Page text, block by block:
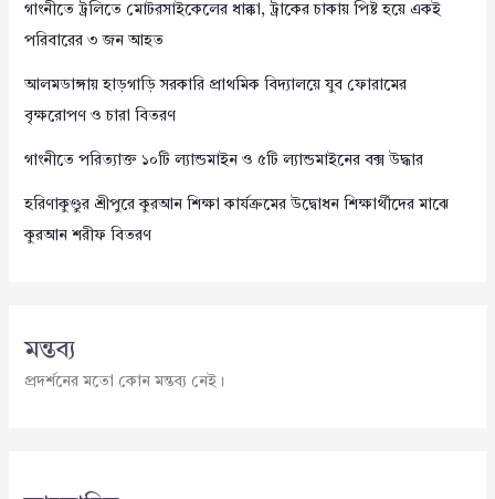
গাংনীতে ট্রলিতে মোটরসাইকেলের ধাক্কা, ট্রাকের চাকায় পিষ্ট হয়ে একই
পরিবারের ৩ জন আহত
আলমডাঙ্গায় হাড়গাড়ি সরকারি প্রাথমিক বিদ্যালয়ে যুব ফোরামের
বৃক্ষরোপণ ও চারা বিতরণ
গাংনীতে পরিত্যাক্ত ১০টি ল্যান্ডমাইন ও ৫টি ল্যান্ডমাইনের বক্স উদ্ধার
হরিণাকুণ্ডুর শ্রীপুরে কুরআন শিক্ষা কার্যক্রমের উদ্বোধন শিক্ষার্থীদের মাঝে
কুরআন শরীফ বিতরণ
মন্তব্য
প্রদর্শনের মতো কোন মন্তব্য নেই।